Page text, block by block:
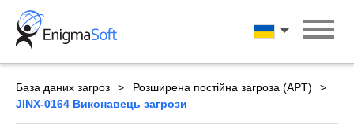
Skip
content
Українська
База даних загроз
Розширена постійна загроза (APT)
JINX-0164 Виконавець загрози